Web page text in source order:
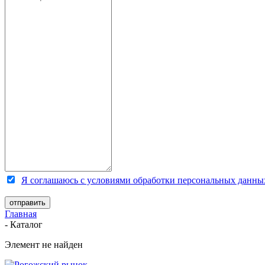
Я соглашаюсь с условиями обработки персональных
Главная
- Каталог
Элемент не найден